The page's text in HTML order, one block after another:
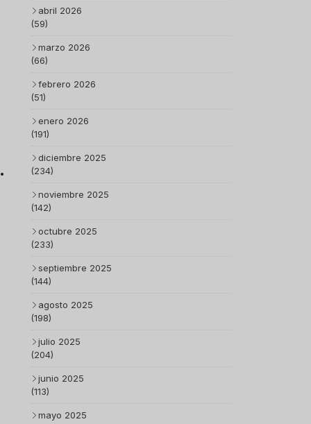
abril 2026
(59)
marzo 2026
(66)
febrero 2026
(51)
enero 2026
(191)
diciembre 2025
(234)
noviembre 2025
(142)
octubre 2025
(233)
septiembre 2025
(144)
agosto 2025
(198)
julio 2025
(204)
junio 2025
(113)
mayo 2025